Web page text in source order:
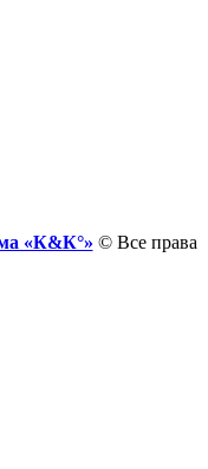
«К&К°» © Все права